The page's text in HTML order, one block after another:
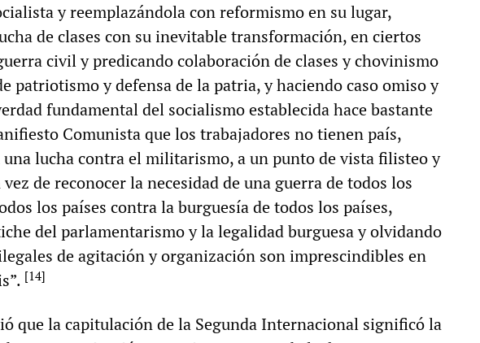
y reemplazándola con reformismo en su lugar,
de clases con su inevitable transformación, en ciertos
civil y predicando colaboración de clases y chovinismo
patriotismo y defensa de la patria, y haciendo caso omiso y
fundamental del socialismo establecida hace bastante
Comunista que los trabajadores no tienen país,
lucha contra el militarismo, a un punto de vista filisteo y
de reconocer la necesidad de una guerra de todos los
los países contra la burguesía de todos los países,
del parlamentarismo y la legalidad burguesa y olvidando
de agitación y organización son imprescindibles en
[14]
que la capitulación de la Segunda Internacional significó la